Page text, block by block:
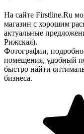
На сайте Firstline.Ru
магазин с хорошим
актуальные
Рижская).
Фотографии,
помещения, удобный
быстро найти
бизнеса.